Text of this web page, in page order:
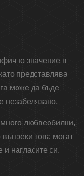
значение в
представлява
може да бъде
незабелязано.
любвеобилни,
въпреки това могат
и нагласите си.